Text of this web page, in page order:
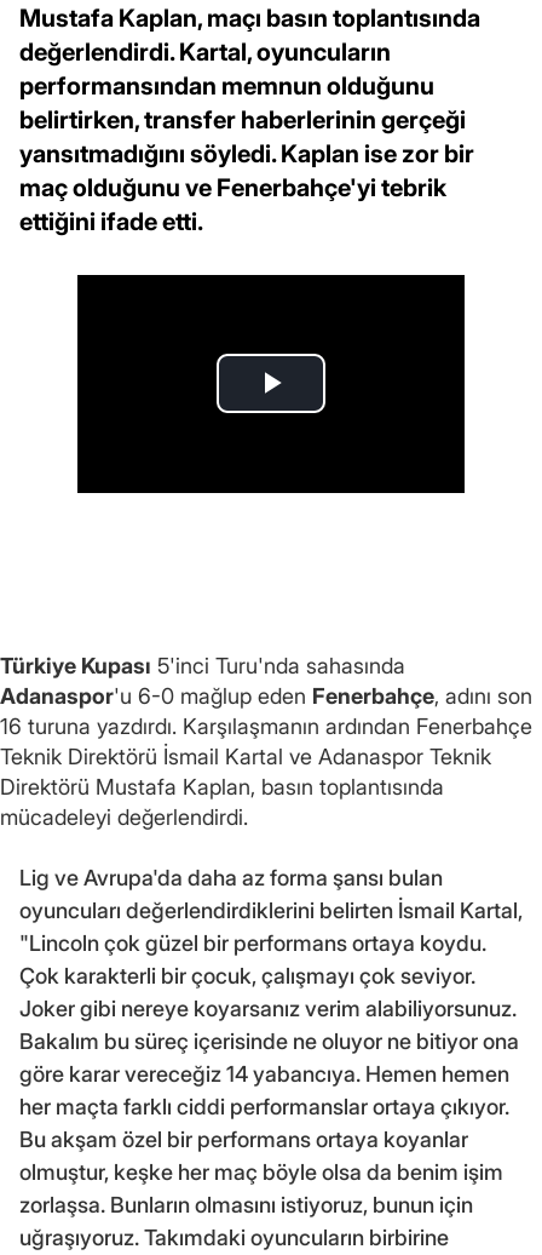
Mustafa Kaplan, maçı basın toplantısında
değerlendirdi. Kartal, oyuncuların
performansından memnun olduğunu
belirtirken, transfer haberlerinin gerçeği
yansıtmadığını söyledi. Kaplan ise zor bir
maç olduğunu ve Fenerbahçe'yi tebrik
ettiğini ifade etti.
Türkiye Kupası 5'inci Turu'nda sahasında
Adanaspor'u 6-0 mağlup eden Fenerbahçe, adını son
16 turuna yazdırdı. Karşılaşmanın ardından Fenerbahçe
Teknik Direktörü İsmail Kartal ve Adanaspor Teknik
Direktörü Mustafa Kaplan, basın toplantısında
mücadeleyi değerlendirdi.
Lig ve Avrupa'da daha az forma şansı bulan
oyuncuları değerlendirdiklerini belirten İsmail Kartal,
"Lincoln çok güzel bir performans ortaya koydu.
Çok karakterli bir çocuk, çalışmayı çok seviyor.
Joker gibi nereye koyarsanız verim alabiliyorsunuz.
Bakalım bu süreç içerisinde ne oluyor ne bitiyor ona
göre karar vereceğiz 14 yabancıya. Hemen hemen
her maçta farklı ciddi performanslar ortaya çıkıyor.
Bu akşam özel bir performans ortaya koyanlar
olmuştur, keşke her maç böyle olsa da benim işim
zorlaşsa. Bunların olmasını istiyoruz, bunun için
uğraşıyoruz. Takımdaki oyuncuların birbirine